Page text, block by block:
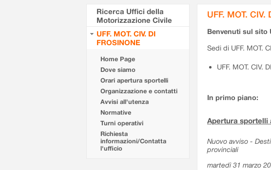
Ricerca Uffici della
Motorizzazione Civile
UFF. MOT. CIV. DI
FROSINONE
Home Page
Dove siamo
Orari apertura sportelli
Organizzazione e contatti
Avvisi all'utenza
Normative
Turni operativi
Richiesta
informazioni/Contatta
l'ufficio
UFF. MOT. CIV.
Benvenuti sul sito
Sedi di UFF. MOT.
UFF. MOT. CIV.
In primo piano:
Apertura sportelli
Nuovo avviso -
provinciali
martedì 31 marzo